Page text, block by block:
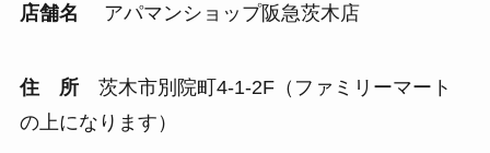
店舗名 アパマンショップ阪急茨木店
住 所茨木市別院町4-1-2F（ファミリーマート
の上になります）